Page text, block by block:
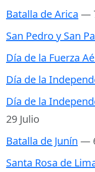
Batalla de Arica —
San Pedro y San
Día de la Fuerza
Día de la
Día de la
29 Julio
Batalla de Junín —
Santa Rosa de